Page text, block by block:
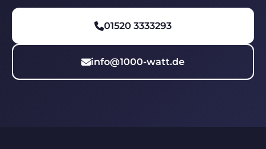
01520 3333293
info@1000-watt.de